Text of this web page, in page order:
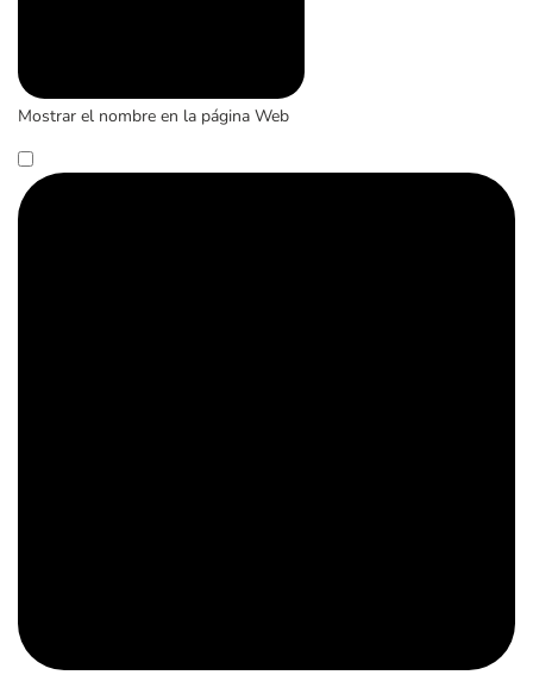
Mostrar el nombre en la página Web